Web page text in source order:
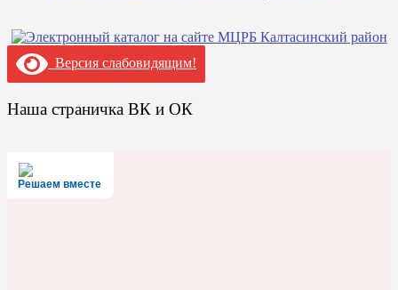
Версия слабовидящим!
Наша страничка ВК и ОК
Решаем вместе